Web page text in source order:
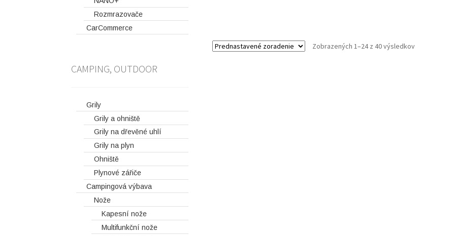
Zobrazených 1–24 z 40 výsledkov
Rozmrazovače
CarCommerce
CAMPING, OUTDOOR
Grily
Grily a ohniště
Grily na dřevěné uhlí
Grily na plyn
Ohniště
Plynové zářiče
Campingová výbava
Nože
Kapesní nože
Multifunkční nože